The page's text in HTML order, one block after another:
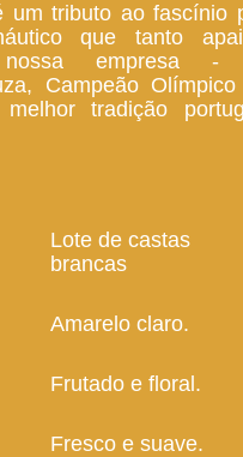
um tributo ao fascínio
que tanto
empresa -
Campeão
tradição
Lote de castas
brancas
Amarelo claro.
Frutado e floral.
Fresco e suave.